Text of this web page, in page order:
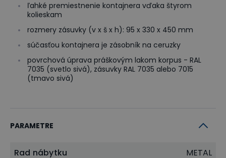
ľahké premiestnenie kontajnera vďaka štyrom
kolieskam
rozmery zásuvky (v x š x h): 95 x 330 x 450 mm
súčasťou kontajnera je zásobník na ceruzky
povrchová úprava práškovým lakom korpus - RAL
7035 (svetlo sivá), zásuvky RAL 7035 alebo 7015
(tmavo sivá)
PARAMETRE
Rad nábytku
METAL